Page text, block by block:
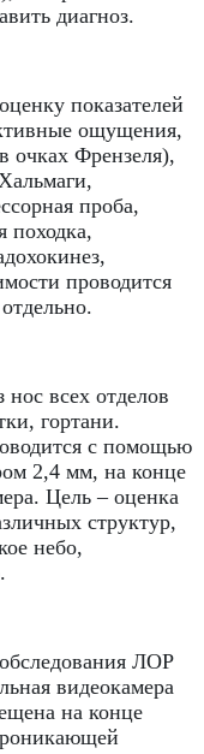
диагноз.
показателей
ощущения,
очках Френзеля),
проба,
походка,
проводится
нос всех отделов
гортани.
с помощью
2,4 мм, на конце
Цель – оценка
структур,
небо,
ЛОР
видеокамера
на конце